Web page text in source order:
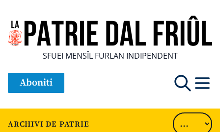
SFUEI MENSÎL FURLAN INDIPENDENT
Aboniti
ARCHIVI DE PATRIE